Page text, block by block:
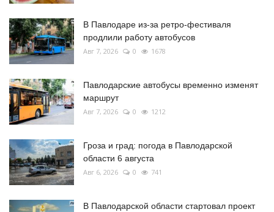
В Павлодаре из-за ретро-фестиваля
продлили работу автобусов
Авг 7, 2026 0 1678
Павлодарские автобусы временно изменят
маршрут
Авг 7, 2026 0 1212
Гроза и град: погода в Павлодарской
области 6 августа
Авг 6, 2026 0 741
В Павлодарской области стартовал проект